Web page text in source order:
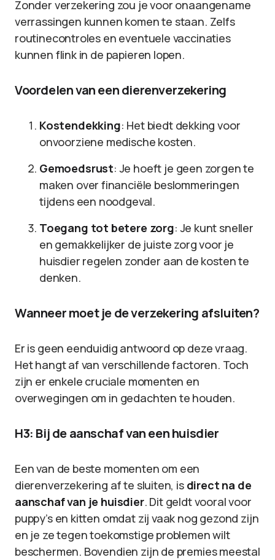
Zonder verzekering zou je voor onaangename
verrassingen kunnen komen te staan. Zelfs
routinecontroles en eventuele vaccinaties
kunnen flink in de papieren lopen.
Voordelen van een dierenverzekering
Kostendekking: Het biedt dekking voor
onvoorziene medische kosten.
Gemoedsrust: Je hoeft je geen zorgen te
maken over financiële beslommeringen
tijdens een noodgeval.
Toegang tot betere zorg: Je kunt sneller
en gemakkelijker de juiste zorg voor je
huisdier regelen zonder aan de kosten te
denken.
Wanneer moet je de verzekering afsluiten?
Er is geen eenduidig antwoord op deze vraag.
Het hangt af van verschillende factoren. Toch
zijn er enkele cruciale momenten en
overwegingen om in gedachten te houden.
H3: Bij de aanschaf van een huisdier
Een van de beste momenten om een
dierenverzekering af te sluiten, is direct na de
aanschaf van je huisdier. Dit geldt vooral voor
puppy’s en kitten omdat zij vaak nog gezond zijn
en je ze tegen toekomstige problemen wilt
beschermen. Bovendien zijn de premies meestal